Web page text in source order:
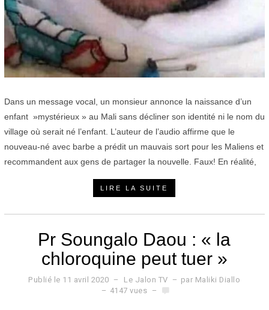
Dans un message vocal, un monsieur annonce la naissance d’un
enfant »mystérieux » au Mali sans décliner son identité ni le nom du
village où serait né l’enfant. L’auteur de l’audio affirme que le
nouveau-né avec barbe a prédit un mauvais sort pour les Maliens et
recommandent aux gens de partager la nouvelle. Faux! En réalité,
LIRE LA SUITE
Pr Soungalo Daou : « la
chloroquine peut tuer »
Publié le 11 avril 2020
2
Le Jalon TV par Maliki Diallo
4147 vues